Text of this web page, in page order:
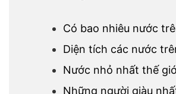
Có bao nhiêu nước
Diện tích các nước
Nước nhỏ nhất thế
Những người giàu